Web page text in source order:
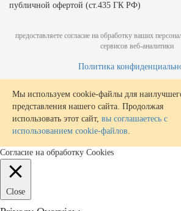
публичной офертой (ст.435 ГК РФ)
предоставляете согласие на обработку ваших
сервисов веб-аналитики
Политика
Мы используем cookie-файлы для
представления нашего сайта. Продолжая
использовать этот сайт, вы соглашаетесь с
использованием cookie-файлов.
Согласие на обработку Cookies
Close